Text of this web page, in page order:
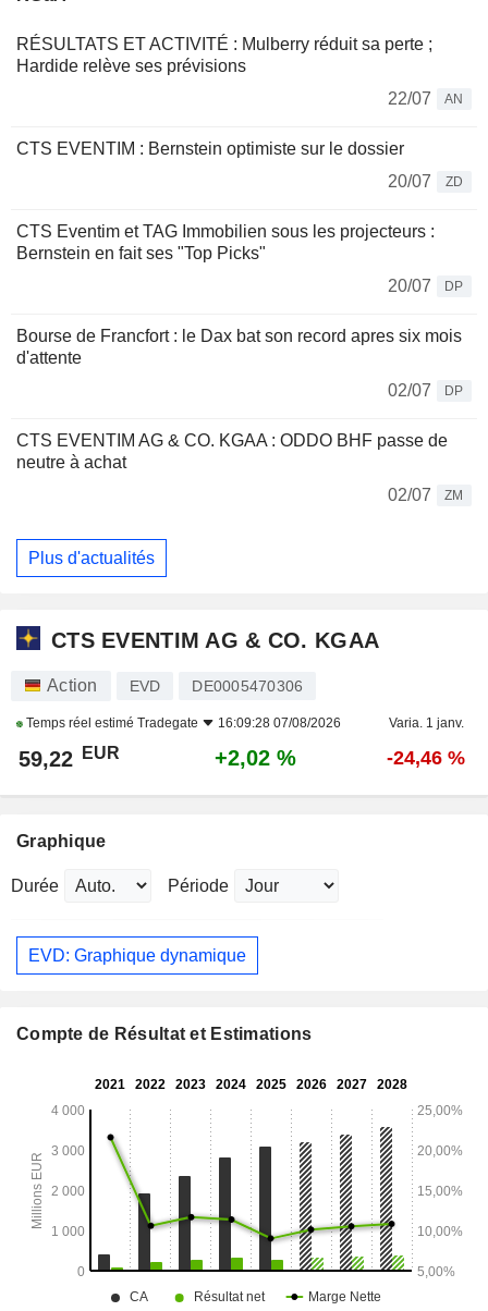
RÉSULTATS ET ACTIVITÉ : Mulberry réduit sa perte ;
Hardide relève ses prévisions
22/07
AN
CTS EVENTIM : Bernstein optimiste sur le dossier
20/07
ZD
CTS Eventim et TAG Immobilien sous les projecteurs :
Bernstein en fait ses "Top Picks"
20/07
DP
Bourse de Francfort : le Dax bat son record apres six mois
d'attente
02/07
DP
CTS EVENTIM AG & CO. KGAA : ODDO BHF passe de
neutre à achat
02/07
ZM
Plus d'actualités
CTS EVENTIM AG & CO. KGAA
Action EVD DE0005470306
Temps réel estimé Tradegate 16:09:28 07/08/2026 Varia. 1 janv.
59,22 EUR +2,02 % -24,46 %
Graphique
Durée Période
EVD: Graphique dynamique
Compte de Résultat et Estimations